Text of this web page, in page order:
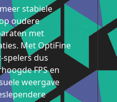
stabiele
oudere
met
Met OptiFine
dus
FPS en
weergave